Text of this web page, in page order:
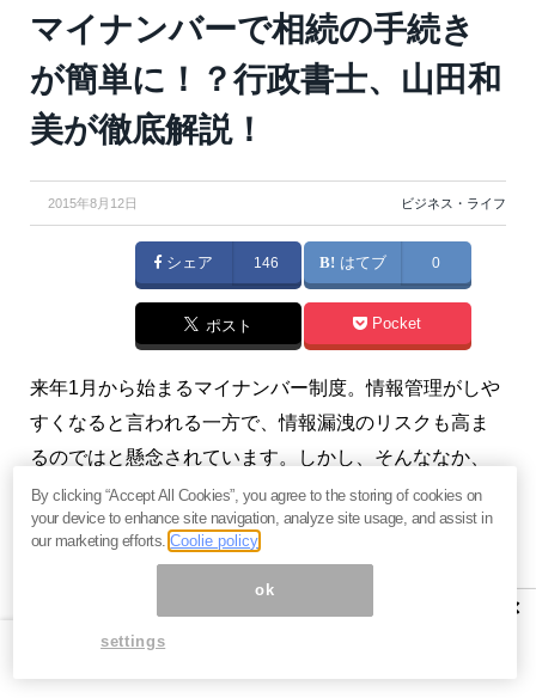
マイナンバーで相続の手続き
が簡単に！？行政書士、山田和
美が徹底解説！
2015年8月12日 ビジネス・ライフ
シェア 146 はてブ 0
ポスト Pocket
来年1月から始まるマイナンバー制度。情報管理がしや
すくなると言われる一方で、情報漏洩のリスクも高ま
るのではと懸念されています。しかし、そんななか、
なごみ行政書士事務所代表で行政書士の山田和美さん
は相続の視点から見るとマイナンバーが始まることで
も多いのでは語ります。また、今後マイナ
ンバーが今後、様々な分野での運用されたら、我々の
生活がどう変わるのかなども分かりやすく説明してく
×
By clicking “Accept All Cookies”, you agree to the storing of cookies on
your device to enhance site navigation, analyze site usage, and assist in
our marketing efforts.Coolie policy
ok
settings